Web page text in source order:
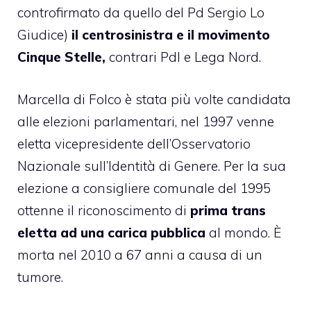
controfirmato da quello del Pd Sergio Lo
Giudice) il centrosinistra e il movimento
Cinque Stelle, contrari Pdl e Lega Nord.
Marcella di Folco è stata più volte candidata
alle elezioni parlamentari, nel 1997 venne
eletta vicepresidente dell’Osservatorio
Nazionale sull’Identità di Genere. Per la sua
elezione a consigliere comunale del 1995
ottenne il riconoscimento di prima trans
eletta ad una carica pubblica al mondo. È
morta nel 2010 a 67 anni a causa di un
tumore.